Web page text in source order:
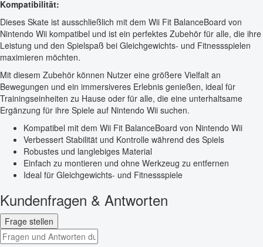
Kompatibilität:
Dieses Skate ist ausschließlich mit dem Wii Fit BalanceBoard von
Nintendo Wii kompatibel und ist ein perfektes Zubehör für alle, die ihre
Leistung und den Spielspaß bei Gleichgewichts- und Fitnessspielen
maximieren möchten.
Mit diesem Zubehör können Nutzer eine größere Vielfalt an
Bewegungen und ein immersiveres Erlebnis genießen, ideal für
Trainingseinheiten zu Hause oder für alle, die eine unterhaltsame
Ergänzung für ihre Spiele auf Nintendo Wii suchen.
Kompatibel mit dem Wii Fit BalanceBoard von Nintendo Wii
Verbessert Stabilität und Kontrolle während des Spiels
Robustes und langlebiges Material
Einfach zu montieren und ohne Werkzeug zu entfernen
Ideal für Gleichgewichts- und Fitnessspiele
Kundenfragen & Antworten
Frage stellen